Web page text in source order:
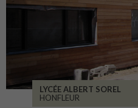
LYCÉE ALBERT SOREL
HONFLEUR